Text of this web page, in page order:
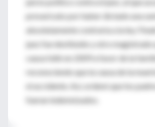
prevaricato por haber dictado una
absolutamente contraria a la ley.
juez fue destituido y otro magistrado
causa falló en 2009 a favor de la
reconociendo que la causa de la
el accidente. Así, ordenó que los
fueran indemnizados.